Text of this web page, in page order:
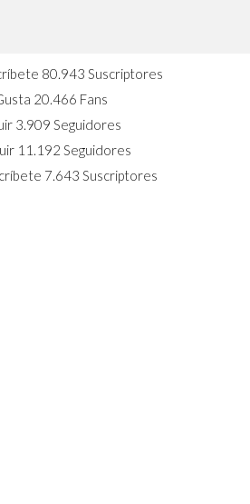
agosto
80.943 Suscriptores
20.466 Fans
3.909 Seguidores
11.192 Seguidores
7.643 Suscriptores